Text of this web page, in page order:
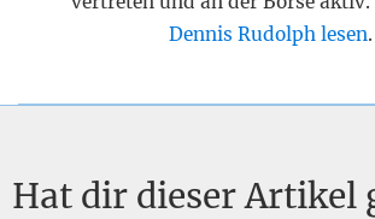
Dennis Rudolph lesen.
Hat dir dieser Artikel